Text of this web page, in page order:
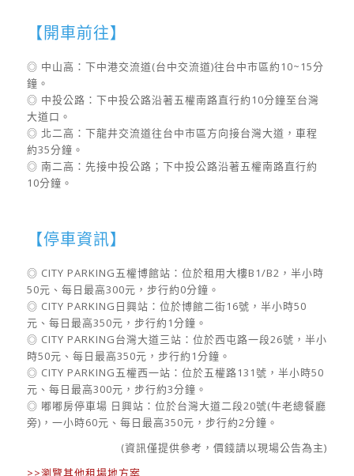
【開車前往】
◎ 中山高：下中港交流道(台中交流道)往台中市區約10~15分
鐘。
◎ 中投公路：下中投公路沿著五權南路直行約10分鐘至台灣
大道口。
◎ 北二高：下龍井交流道往台中市區方向接台灣大道，車程
約35分鐘。
◎ 南二高：先接中投公路；下中投公路沿著五權南路直行約
10分鐘。
【停車資訊】
◎ CITY PARKING五權博館站：位於租用大樓B1/B2，半小時
50元、每日最高300元，步行約0分鐘。
◎ CITY PARKING日興站：位於博館二街16號，半小時50
元、每日最高350元，步行約1分鐘。
◎ CITY PARKING台灣大道三站：位於西屯路一段26號，半小
時50元、每日最高350元，步行約1分鐘。
◎ CITY PARKING五權西一站：位於五權路131號，半小時50
元、每日最高300元，步行約3分鐘。
◎ 嘟嘟房停車場 日興站：位於台灣大道二段20號(牛老總餐廳
旁)，一小時60元、每日最高350元，步行約2分鐘。
(資訊僅提供參考，價錢請以現場公告為主)
>>瀏覽其他租場地方案